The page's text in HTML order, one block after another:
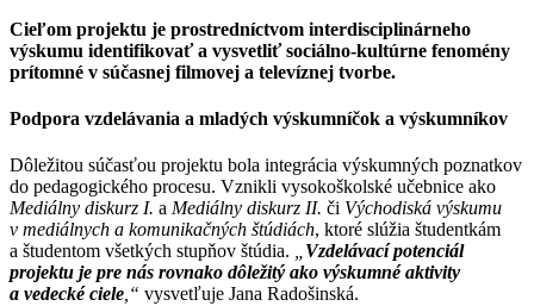
Cieľom projektu je prostredníctvom interdisciplinárneho
výskumu identifikovať a vysvetliť sociálno-kultúrne fenomény
prítomné v súčasnej filmovej a televíznej tvorbe.
Podpora vzdelávania a mladých výskumníčok a výskumníkov
Dôležitou súčasťou projektu bola integrácia výskumných poznatkov
do pedagogického procesu. Vznikli vysokoškolské učebnice ako
Mediálny diskurz I. a Mediálny diskurz II. či Východiská výskumu
v mediálnych a komunikačných štúdiách, ktoré slúžia študentkám
a študentom všetkých stupňov štúdia.
Vzdelávací potenciál
projektu je pre nás rovnako dôležitý ako výskumné aktivity
a vedecké ciele ,“ vysvetľuje Jana Radošinská.